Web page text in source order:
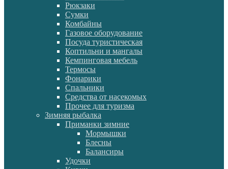
Рюкзаки
Сумки
Комбайны
Газовое оборудование
Посуда туристическая
Коптильни и мангалы
Кемпинговая мебель
Термосы
Фонарики
Спальники
Средства от насекомых
Прочее для туризма
Зимняя рыбалка
Приманки зимние
Мормышки
Блесны
Балансиры
Удочки